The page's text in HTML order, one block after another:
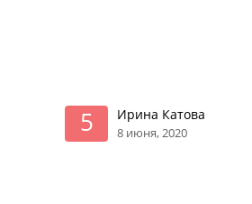
5 Ирина Катова
8 июня, 2020